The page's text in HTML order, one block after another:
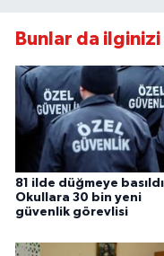
Bunlar da
81 ilde düğmeye
Okullara 30 bin yeni
güvenlik görevlisi